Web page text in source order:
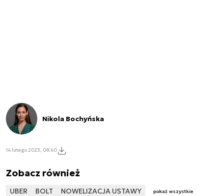
Nikola Bochyńska
14 lutego 2023, 08:40
Zobacz również
UBER BOLT NOWELIZACJA USTAWY pokaż wszystkie